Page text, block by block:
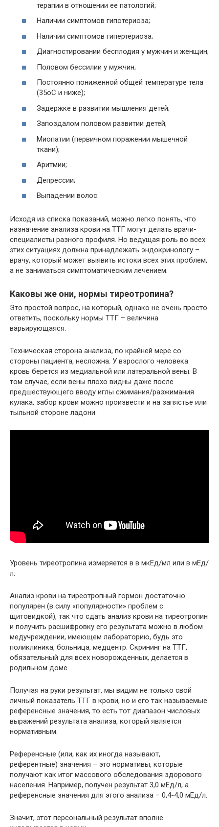
терапии в отношении ее патологий;
Наличии симптомов гипотериоза;
Наличии симптомов гипертериоза;
Диагностировании бесплодия у мужчин и женщин;
Половом бессилии у мужчин;
Постоянно пониженной общей температуре тела
(35оС и ниже);
Задержке в развитии мышления детей;
Запоздалом половом развитии детей;
Миопатии (первичном поражении мышечной
ткани);
Аритмии;
Депрессии;
Выпадении волос.
Исходя из списка показаний, можно легко понять, что
назначение анализа крови на ТТГ могут делать врачи-
специалисты разного профиля. Но ведущая роль во всех
этих ситуациях должна принадлежать эндокринологу –
врачу, который может выявить истоки всех этих проблем,
а не заниматься симптоматическим лечением.
Каковы же они, нормы тиреотропина?
Это простой вопрос, на который, однако не очень просто
ответить, поскольку нормы ТТГ – величина
варьирующаяся.
Техническая сторона анализа, по крайней мере со
стороны пациента, несложна. У взрослого человека
кровь берется из медиальной или латеральной вены. В
том случае, если вены плохо видны даже после
предшествующего вводу иглы сжимания/разжимания
кулака, забор крови можно произвести и на запястье или
тыльной стороне ладони.
Уровень тиреотропина измеряется в в мкЕд/мл или в мЕд/
л.
Анализ крови на тиреотропный гормон достаточно
популярен (в силу «популярности» проблем с
щитовидкой), так что сдать анализ крови на тиреотропин
и получить расшифровку его результата можно в любом
медучреждении, имеющем лабораторию, будь это
поликлиника, больница, медцентр. Скрининг на ТТГ,
обязательный для всех новорожденных, делается в
родильном доме.
Получая на руки результат, мы видим не только свой
личный показатель ТТГ в крови, но и его так называемые
референсные значения, то есть тот диапазон числовых
выражений результата анализа, который является
нормативным.
Референсные (или, как их иногда называют,
референтные) значения – это нормативы, которые
получают как итог массового обследования здорового
населения. Например, получен результат 3,0 мЕд/л, а
референсные значения для этого анализа – 0,4-4,0 мЕд/л.
Значит, этот персональный результат вполне